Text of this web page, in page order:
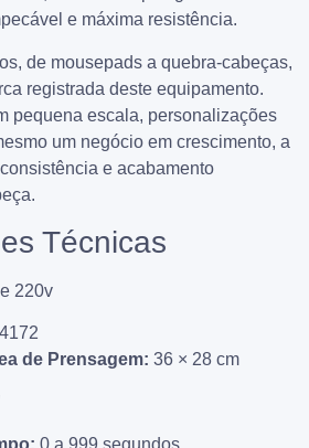
e máxima resistência.
de mousepads a quebra-cabeças,
registrada deste equipamento.
pequena escala, personalizações
um negócio em crescimento, a
e acabamento
Técnicas
220v
de Prensagem: 36 × 28 cm